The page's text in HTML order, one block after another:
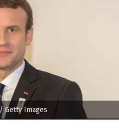
/ Getty Images